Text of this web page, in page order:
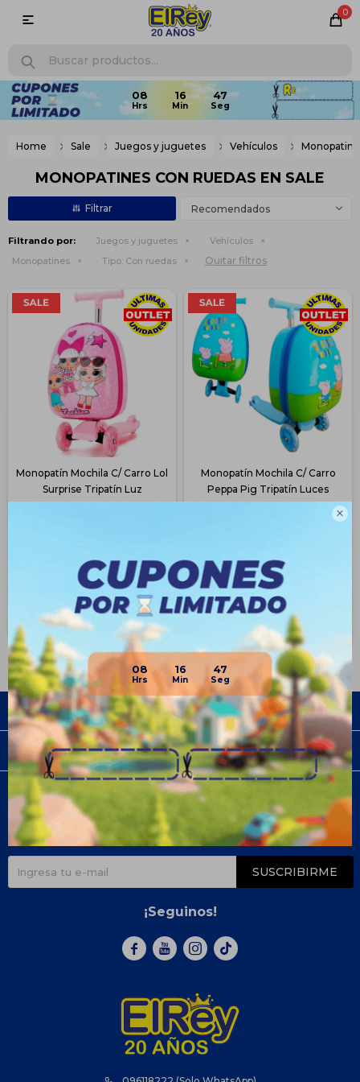

08 16 47
0

Home Sale Juegos y juguetes Vehículos
MONOPATINES CON RUEDAS EN SALE
Recomendados
Filtrando por: Juegos y juguetes
Vehículos
Monopatines
Tipo: Con ruedas Quitar filtros
Monopatín Mochila C/ Carro Lol
Surprise Tripatín Luz
$ 762
$ 806
Disponible Envío
Monopatín Mochila C/ Carro
Peppa Pig Tripatín Luces
$
$
Disponible Envío
Empresa
Compra
Newsletter
¡Suscribite y recibí todas nuestras novedades!
SUSCRIBIRME
¡Seguinos!
  